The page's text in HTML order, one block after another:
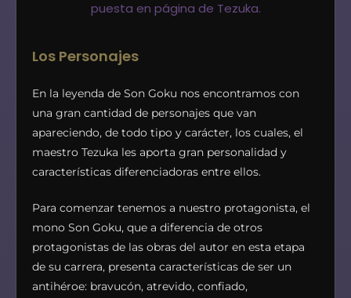
puesta en página de Tezuka.
Los Personajes
En la leyenda de Son Goku nos encontramos con
una gran cantidad de personajes que van
apareciendo, de todo tipo y carácter, los cuales, el
maestro Tezuka les aporta gran personalidad y
características diferenciadoras entre ellos.
Para comenzar tenemos a nuestro protagonista, el
mono Son Goku, que a diferencia de otros
protagonistas de las obras del autor en esta etapa
de su carrera, presenta características de ser un
antihéroe: bravucón, atrevido, confiado,